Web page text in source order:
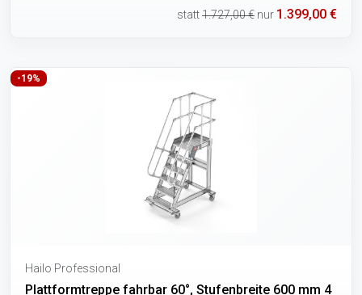
statt1.727,00 € nur 1.399,00 €
-19%
Hailo Professional
Plattformtreppe fahrbar 60°, Stufenbreite 600 mm 4